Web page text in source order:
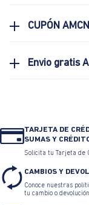
CUPÓN
Envio gratis
TARJETA DE
SUMAS Y
Solicita tu Tarjeta de
CAMBIOS Y
Conoce nuestras
tu cambio o